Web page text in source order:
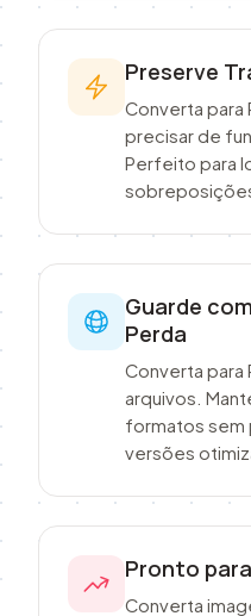
Preserve
Converta para
precisar de
Perfeito para
Guarde
Perda
Converta para
arquivos.
formatos sem
versões
Pronto
Converta